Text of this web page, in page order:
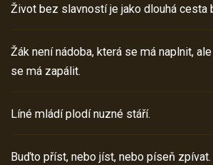
Život bez slavností je jako dlouhá cesta
Žák není nádoba, která se má naplnit,
se má zapálit.
Líné mládí plodí nuzné stáří.
Buďto příst, nebo jíst, nebo píseň zpívat.